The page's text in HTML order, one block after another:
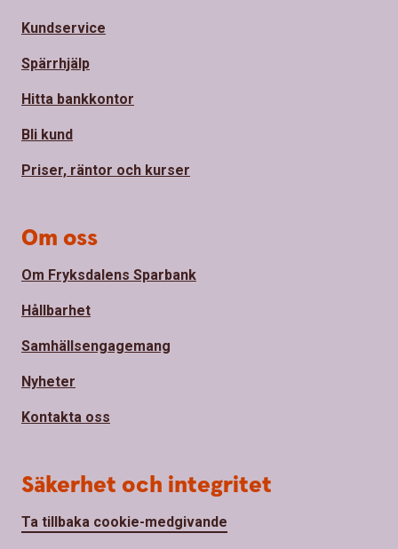
Kundservice
Spärrhjälp
Hitta bankkontor
Bli kund
Priser, räntor och kurser
Om oss
Om Fryksdalens Sparbank
Hållbarhet
Samhällsengagemang
Nyheter
Kontakta oss
Säkerhet och integritet
Ta tillbaka cookie-medgivande